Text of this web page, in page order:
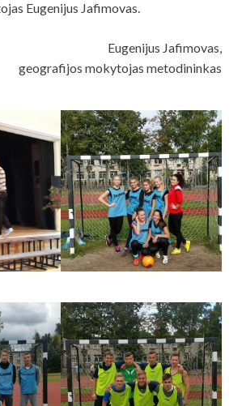
Eugenijus Jafimovas.
Eugenijus Jafimovas,
geografijos mokytojas metodininkas